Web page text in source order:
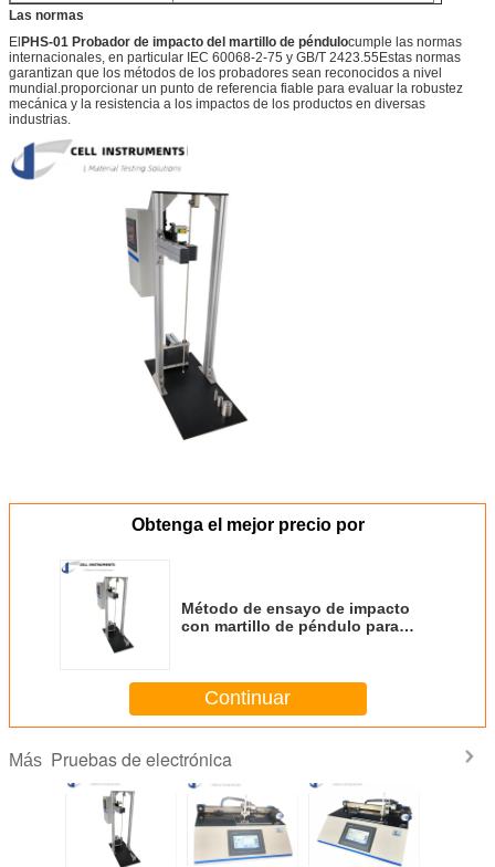
Las normas
ElPHS-01 Probador de impacto del martillo de péndulocumple las normas
internacionales, en particular IEC 60068-2-75 y GB/T 2423.55Estas normas
garantizan que los métodos de los probadores sean reconocidos a nivel
mundial.proporcionar un punto de referencia fiable para evaluar la robustez
mecánica y la resistencia a los impactos de los productos en diversas
industrias.
Obtenga el mejor precio por
Método de ensayo de impacto
con martillo de péndulo para
Continuar
Más Pruebas de electrónica